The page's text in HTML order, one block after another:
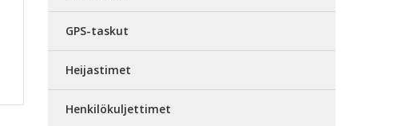
GPS-taskut
Heijastimet
Henkilökuljettimet